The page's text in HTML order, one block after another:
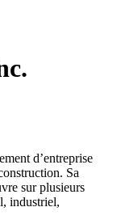
d’entreprise
Sa
sur plusieurs
industriel,